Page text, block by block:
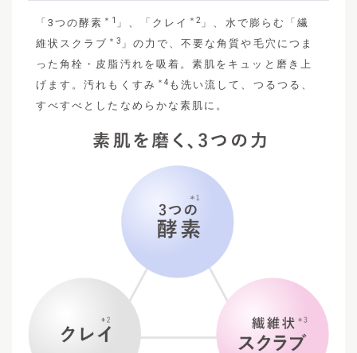
「3つの酵素 ＊1 」、「クレイ ＊2 」、水で膨らむ「繊
維状スクラブ ＊3 」の力で、不要な角質や毛穴につま
った角栓・皮脂汚れを吸着。素肌をキュッと磨き上
げます。汚れもくすみ ＊4 も洗い流して、つるつる、
すべすべとしたなめらかな素肌に。